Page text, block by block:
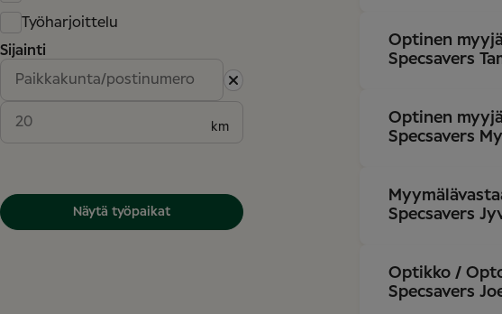
Työharjoittelu
Sijainti
km
Näytä työpaikat
Optinen myyjä
Specsavers
Optinen myyjä
Specsavers
Specsavers
Optikko /
Specsavers